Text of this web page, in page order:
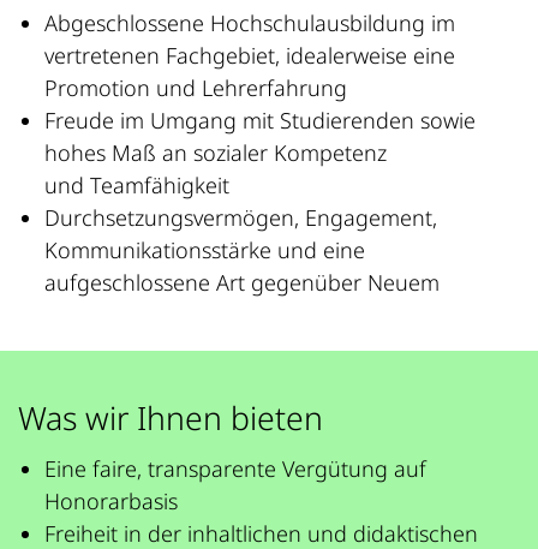
Abgeschlossene Hochschulausbildung im
vertretenen Fachgebiet, idealerweise eine
Promotion und Lehrerfahrung
Freude im Umgang mit Studierenden sowie
hohes Maß an sozialer Kompetenz
und Teamfähigkeit
Durchsetzungsvermögen, Engagement,
Kommunikationsstärke und eine
aufgeschlossene Art gegenüber Neuem
Was wir Ihnen bieten
Eine faire, transparente Vergütung auf
Honorarbasis
Freiheit in der inhaltlichen und didaktischen